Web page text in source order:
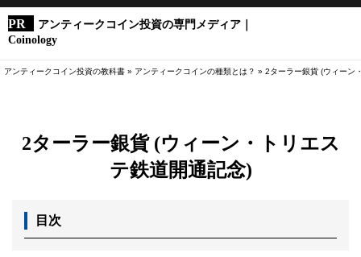
アンティークコイン投資の専門メディア｜
Coinology
アンティークコイン投資の教科書 » アンティークコインの種類とは？ » 2ターラー銀貨 (ウィーン
2ターラー銀貨 (ウィーン・トリエス
テ鉄道開通記念)
目次